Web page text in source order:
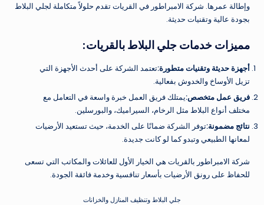
وإطالة عمرها. شركة الامبراطور في القريات تقدم حلولاً متكاملة لجلي البلاط
بجودة عالية وتقنيات حديثة.
مميزات خدمات جلي البلاط بالقريات:
أجهزة حديثة وتقنيات متطورة:تعتمد الشركة على أحدث الأجهزة التي
تزيل الأوساخ والخدوش بفعالية.
فريق عمل متخصص:يمتلك فريق العمل خبرة واسعة في التعامل مع
مختلف أنواع البلاط مثل الرخام، السيراميك، والبورسلين.
نتائج مضمونة:توفر الشركة ضمانًا على الخدمة، حيث تستعيد الأرضيات
لمعانها الطبيعي وتبدو كما لو كانت جديدة.
شركة الامبراطور بالقريات هي الخيار الأول للعائلات والمكاتب التي تسعى
للحفاظ على رونق الأرضيات بأسعار تنافسية وخدمة فائقة الجودة.
جلي البلاط وتنظيف المنازل والخزانات